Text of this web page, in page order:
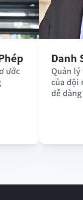
ước
Danh
Quản
của đội
dễ dàng